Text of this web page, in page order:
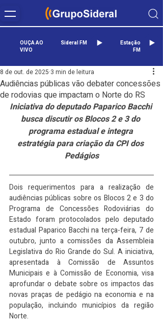
OUÇA AO
VIVO
Sideral FM
Estação
FM
Audiências públicas vão debater concessões
de rodovias que impactam o Norte do RS
8 de out. de 2025 3 min de leitura
Iniciativa do deputado Paparico Bacchi
busca discutir os Blocos 2 e 3 do
programa estadual e integra
estratégia para criação da CPI dos
Pedágios
Dois requerimentos para a realização de
audiências públicas sobre os Blocos 2 e 3 do
Programa de Concessões Rodoviárias do
Estado foram protocolados pelo deputado
estadual Paparico Bacchi na terça-feira, 7 de
outubro, junto a comissões da Assembleia
Legislativa do Rio Grande do Sul. A iniciativa,
apresentada à Comissão de Assuntos
Municipais e à Comissão de Economia, visa
aprofundar o debate sobre os impactos das
novas praças de pedágio na economia e na
população, incluindo municípios da região
Norte.